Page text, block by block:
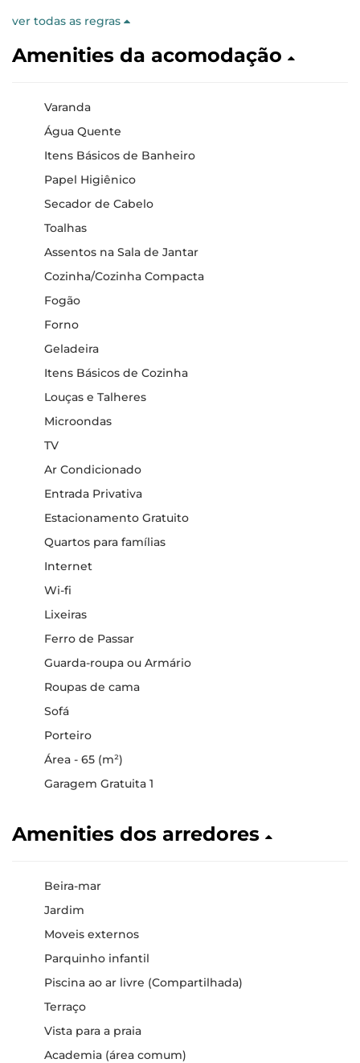
ver todas as regras
Amenities da acomodação
Varanda
Água Quente
Itens Básicos de Banheiro
Papel Higiênico
Secador de Cabelo
Toalhas
Assentos na Sala de Jantar
Cozinha/Cozinha Compacta
Fogão
Forno
Geladeira
Itens Básicos de Cozinha
Louças e Talheres
Microondas
TV
Ar Condicionado
Entrada Privativa
Estacionamento Gratuito
Quartos para famílias
Internet
Wi-fi
Lixeiras
Ferro de Passar
Guarda-roupa ou Armário
Roupas de cama
Sofá
Porteiro
Área - 65 (m²)
Garagem Gratuita 1
Amenities dos arredores
Beira-mar
Jardim
Moveis externos
Parquinho infantil
Piscina ao ar livre (Compartilhada)
Terraço
Vista para a praia
Academia (área comum)